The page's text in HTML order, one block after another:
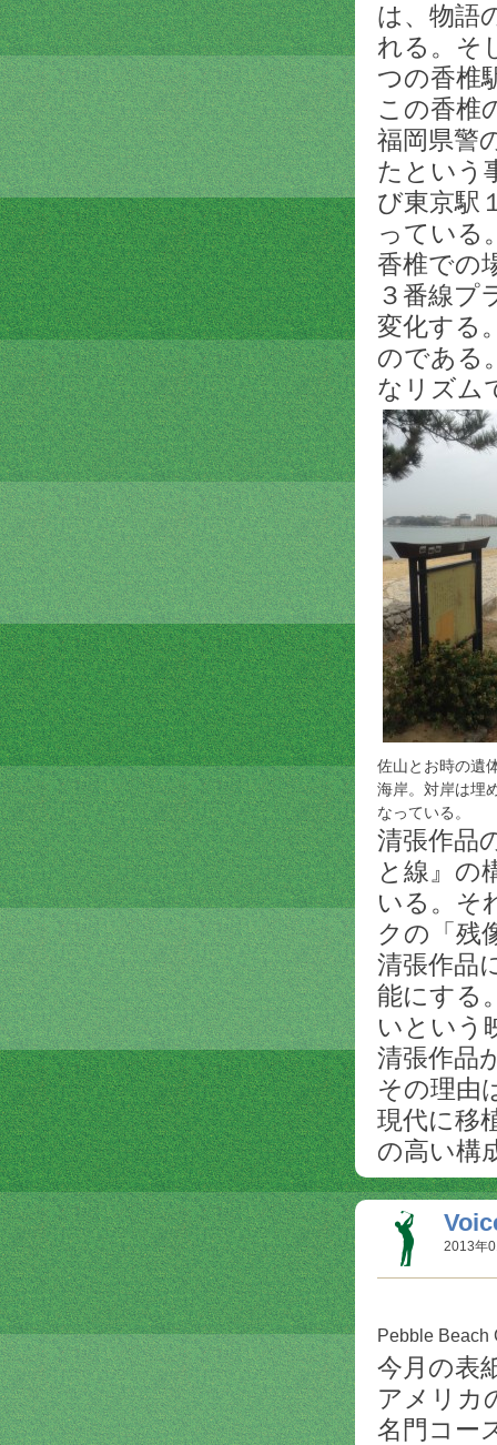
は、物語
れる。そ
つの香椎
この香椎
福岡県警
たという
び東京駅
っている
香椎での
３番線プ
変化する
のである
なリズム
佐山とお時の遺
海岸。対岸は埋
なっている。
清張作品
と線』の
いる。そ
クの「残
清張作品
能にする
いという
清張作品
その理由
現代に移
の高い構
2013年
Pebble Beach
今月の表
アメリカ
名門コー